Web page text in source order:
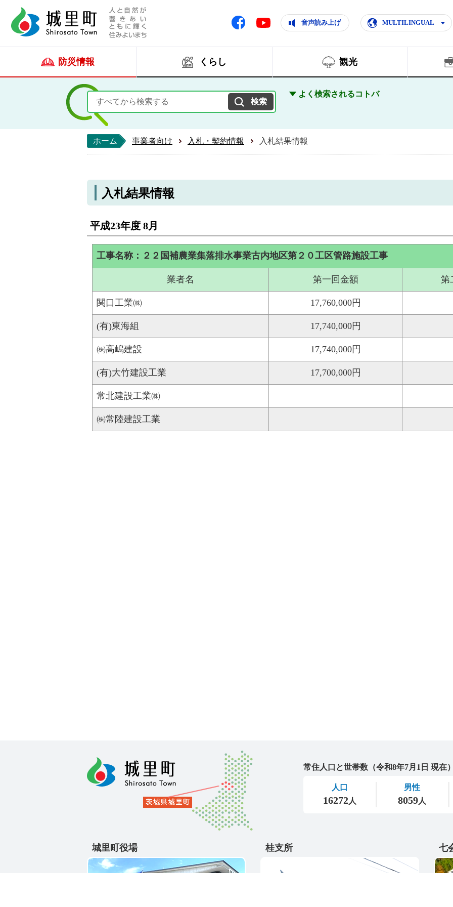
人と自然が響きあいともに輝く住みよいまち
Facebook Youtube 音声読み上げ MULTILINGUAL
防災情報 くらし 観光
よく検索されるコトバ
ホーム 事業者向け 入札・契約情報 入札結果情報
入札結果情報
平成23年度 8月
工事名称：２２国補農業集落排水事業古内地区第２０工区管路施設工事
業者名 第一回金額 第
関口工業㈱ 17,760,000円
(有)東海組 17,740,000円
㈱高嶋建設 17,740,000円
(有)大竹建設工業 17,700,000円
常北建設工業㈱
㈱常陸建設工業
城里町役場 桂支所 七